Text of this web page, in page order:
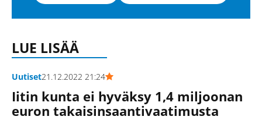
LUE LISÄÄ
Uutiset21.12.2022 21:24
Iitin kunta ei hyväksy 1,4 miljoonan
euron takaisinsaanti­vaatimusta